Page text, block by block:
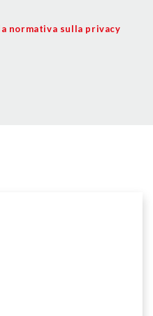
normativa sulla privacy